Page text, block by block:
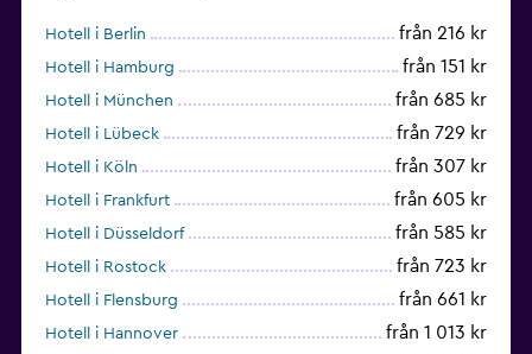
Hotell i Berlin från 216 kr
Hotell i Hamburg från 151 kr
Hotell i München från 685 kr
Hotell i Lübeck från 729 kr
Hotell i Köln från 307 kr
Hotell i Frankfurt från 605 kr
Hotell i Düsseldorf från 585 kr
Hotell i Rostock från 723 kr
Hotell i Flensburg från 661 kr
Hotell i Hannover från 1 013 kr